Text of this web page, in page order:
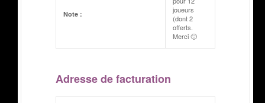
Note :
joueurs
(dont 2
offerts.
Merci 🙂
Adresse de facturation